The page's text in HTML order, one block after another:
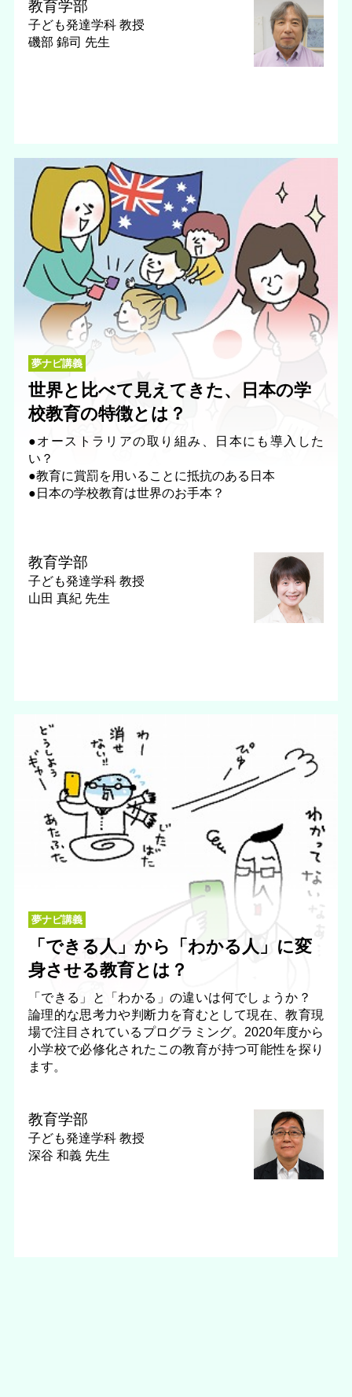
教育学部
子ども発達学科 教授
磯部 錦司 先生
夢ナビ講義
世界と比べて見えてきた、日本の学
校教育の特徴とは？
●オーストラリアの取り組み、日本にも導入した
い？
●教育に賞罰を用いることに抵抗のある日本
●日本の学校教育は世界のお手本？
教育学部
子ども発達学科 教授
山田 真紀 先生
夢ナビ講義
「できる人」から「わかる人」に変
身させる教育とは？
「できる」と「わかる」の違いは何でしょうか？
論理的な思考力や判断力を育むとして現在、教育現
場で注目されているプログラミング。2020年度から
小学校で必修化されたこの教育が持つ可能性を探り
ます。
教育学部
子ども発達学科 教授
深谷 和義 先生